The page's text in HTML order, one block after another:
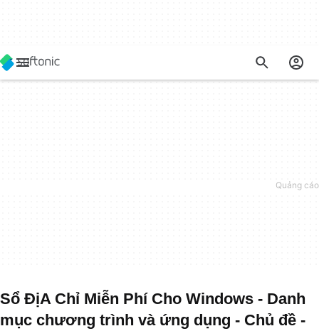
Sổ ĐịA Chỉ Miễn Phí Cho Windows - Danh
mục chương trình và ứng dụng - Chủ đề -